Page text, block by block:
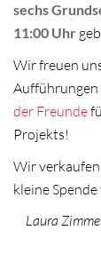
sechs
11:00 Uhr
Wir freuen
Aufführungen
der Freunde
Projekts!
Wir
kleine
Laura